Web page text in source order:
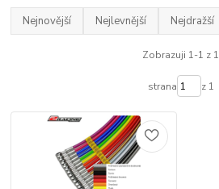
Nejnovější Nejlevnější Nejdražší
Zobrazuji 1-1 z 1
strana z 1